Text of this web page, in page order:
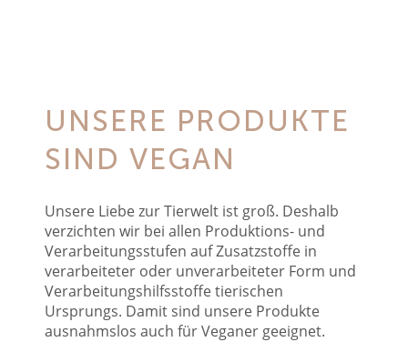
UNSERE PRODUKTE
SIND VEGAN
Unsere Liebe zur Tierwelt ist groß. Deshalb
verzichten wir bei allen Produktions- und
Verarbeitungsstufen auf Zusatzstoffe in
verarbeiteter oder unverarbeiteter Form und
Verarbeitungshilfsstoffe tierischen
Ursprungs. Damit sind unsere Produkte
ausnahmslos auch für Veganer geeignet.